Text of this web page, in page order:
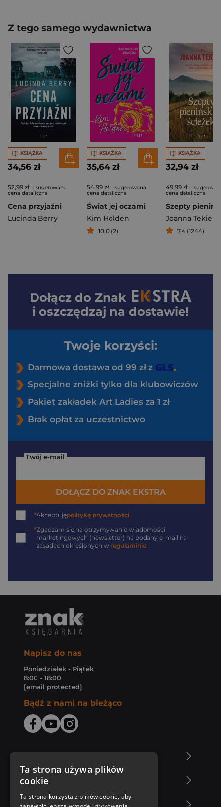
Z tego samego wydawnictwa
KSIĄŻKA
34,56 zł
52,99 zł - sugerowana
cena detaliczna
Cena przyjaźni
Lucinda Berry
KSIĄŻKA
35,64 zł
54,99 zł - sugerowana
cena detaliczna
Świat jej oczami
Kim Holden
10,0 (2)
KSIĄŻKA
32,94 zł
49,99 zł -
cena detaliczna
Joanna Tekieli
7,4 (1244)
Dołącz do Znak
i oszczędzaj na dostawie!
Twoje korzyści:
Darmowa dostawa od 99 zł z
Specjalne zniżki tylko dla klubowiczów
Pakiet zakładek Art Ladies za 1 zł
Brak opłat za uczestnictwo
Twój e-mail
DOŁĄCZ DO ZNAK EKSTRA
*Akceptujępolitykę prywatności
*Zgadzam się na otrzymywanie wiadomości
marketingowych (newsletter) na podany e-mail na
zasadach określonych w regulaminie
Napisz do nas
Poniedziałek - Piątek
8:00 - 18:00
[email protected]
Bądź z nami na bieżąco
Zakupy u nas
Nasza oferta
Ta strona używa plików
cookie
Ta strona korzysta z plików cookie, aby